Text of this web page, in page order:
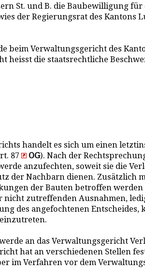
St. und B. die Baubewilligung
der Regierungsrat des Kantons
beim Verwaltungsgericht des
heisst die staatsrechtliche
handelt es sich um einen
87
OG). Nach der
anzufechten, soweit sie die
der Nachbarn dienen. Zusätzlich
der Bauten betroffen werden
nicht zutreffenden Ausnahmen,
des angefochtenen
an das Verwaltungsgericht
hat an verschiedenen Stellen
im Verfahren vor dem